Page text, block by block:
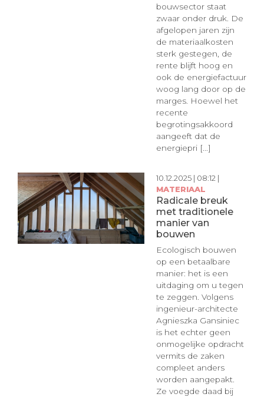
bouwsector staat
zwaar onder druk. De
afgelopen jaren zijn
de materiaalkosten
sterk gestegen, de
rente blijft hoog en
ook de energiefactuur
woog lang door op de
marges. Hoewel het
recente
begrotingsakkoord
aangeeft dat de
energiepri [...]
10.12.2025 | 08:12 |
MATERIAAL
Radicale breuk
met traditionele
manier van
bouwen
Ecologisch bouwen
op een betaalbare
manier: het is een
uitdaging om u tegen
te zeggen. Volgens
ingenieur-architecte
Agnieszka Gansiniec
is het echter geen
onmogelijke opdracht
vermits de zaken
compleet anders
worden aangepakt.
Ze voegde daad bij